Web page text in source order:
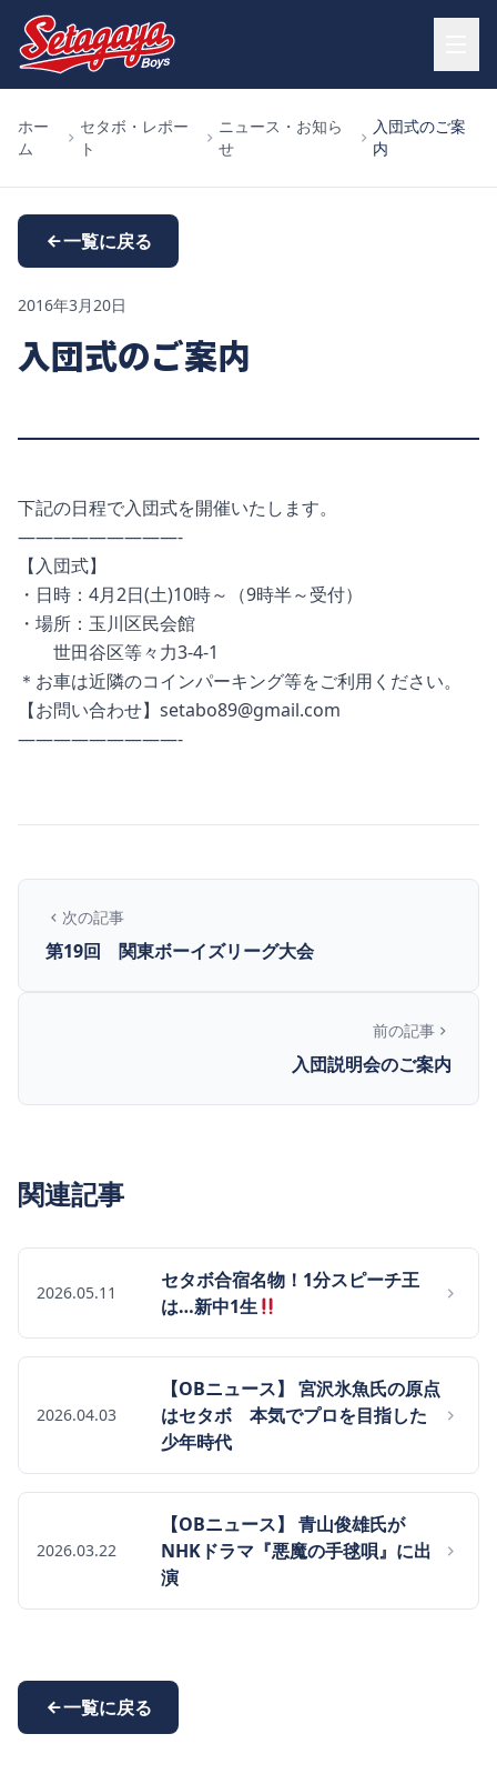
ホー
ム
セタボ・レポー
ト
ニュース・お知ら
せ
入団式のご案
内
一覧に戻る
2016年3月20日
入団式のご案内
下記の日程で入団式を開催いたします。
—————————-
【入団式】
・日時：4月2日(土)10時～（9時半～受付）
・場所：玉川区民会館
世田谷区等々力3-4-1
＊お車は近隣のコインパーキング等をご利用ください。
【お問い合わせ】 setabo89@gmail.com
—————————-
次の記事
第19回 関東ボーイズリーグ大会
前の記事
入団説明会のご案内
関連記事
2026.05.11
セタボ合宿名物！1分スピーチ王
は…新中1生
2026.04.03
【OBニュース】 宮沢氷魚氏の原点
はセタボ 本気でプロを目指した
少年時代
2026.03.22
【OBニュース】 青山俊雄氏が
NHKドラマ『悪魔の手毬唄』に出
演
一覧に戻る